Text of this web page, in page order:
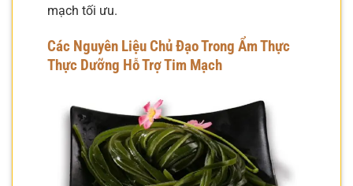
mạch tối ưu.
Các Nguyên Liệu Chủ Đạo Trong Ẩm Thực
Thực Dưỡng Hỗ Trợ Tim Mạch